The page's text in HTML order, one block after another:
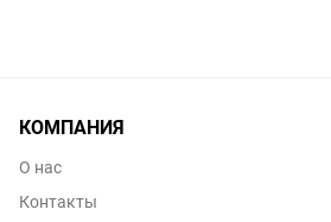
КОМПАНИЯ
О нас
Контакты